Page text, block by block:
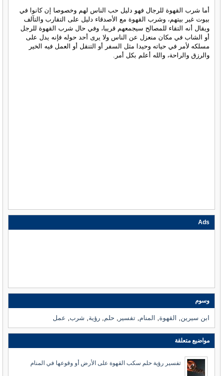
أما شرب القهوة للرجال فهو دليل حب الناس لهم وخصوصا إن كانوا في
بيوت غير بيتهم، وشرب القهوة مع الأصدقاء دليل على التقارب والتآلف
ويقال أنه التقاء للمصالح سيجمعهم قريبا، وفي حال شرب القهوة للرجل
أو الشاب في مكان منعزل عن الناس ولا يرى أحد حوله فإنه يدل على
مسلكه لأمر في حياته وحيدا مثل السفر أو التنقل أو العمل فيه الخير
والرزق والراحة، والله أعلم بكل أمر.
Ads
وسوم
ابن سيرين القهوة المنام ,تفسير حلم ,رؤية شرب عمل
مواضيع متعلقة
تفسير رؤية حلم سكب القهوة على الأرض أو وقوعها في المنام